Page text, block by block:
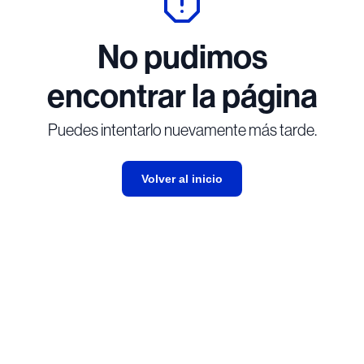
No pudimos
encontrar la página
Puedes intentarlo nuevamente más tarde.
Volver al inicio